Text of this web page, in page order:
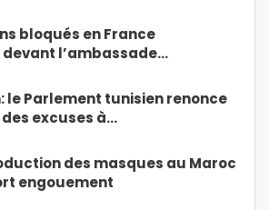
bloqués en France
l’ambassade…
le Parlement tunisien renonce
excuses à…
des masques au Maroc
engouement